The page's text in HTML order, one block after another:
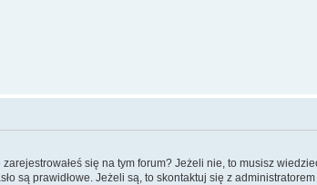
się na tym forum? Jeżeli nie, to musisz
są prawidłowe. Jeżeli są, to skontaktuj się z